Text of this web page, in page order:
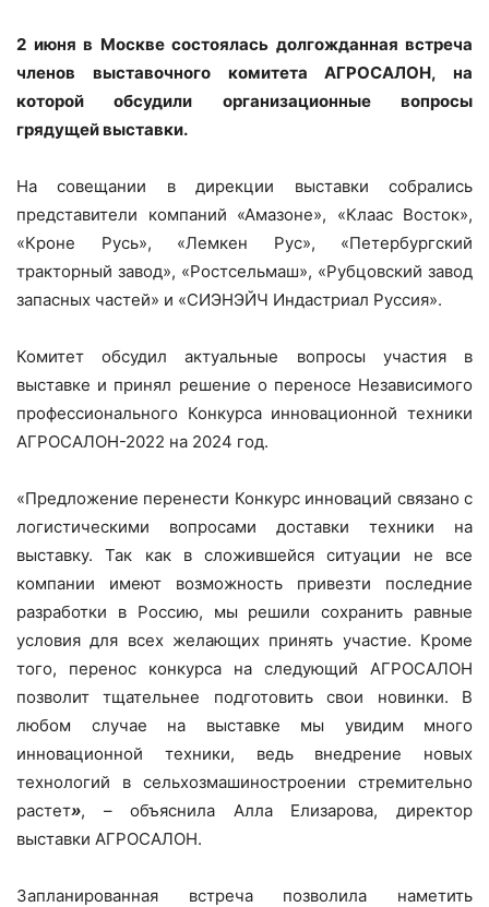
2 июня в Москве состоялась долгожданная встреча
членов выставочного комитета АГРОСАЛОН, на
которой обсудили организационные вопросы
грядущей выставки.
На совещании в дирекции выставки собрались
представители компаний «Амазоне», «Клаас Восток»,
«Кроне Русь», «Лемкен Рус», «Петербургский
тракторный завод», «Ростсельмаш», «Рубцовский завод
запасных частей» и «CИЭНЭЙЧ Индастриал Руссия».
Комитет обсудил актуальные вопросы участия в
выставке и принял решение о переносе Независимого
профессионального Конкурса инновационной техники
АГРОСАЛОН-2022 на 2024 год.
«Предложение перенести Конкурс инноваций связано с
логистическими вопросами доставки техники на
выставку. Так как в сложившейся ситуации не все
компании имеют возможность привезти последние
разработки в Россию, мы решили сохранить равные
условия для всех желающих принять участие. Кроме
того, перенос конкурса на следующий АГРОСАЛОН
позволит тщательнее подготовить свои новинки. В
любом случае на выставке мы увидим много
инновационной техники, ведь внедрение новых
технологий в сельхозмашиностроении стремительно
растет», – объяснила Алла Елизарова, директор
выставки АГРОСАЛОН.
Запланированная встреча позволила наметить